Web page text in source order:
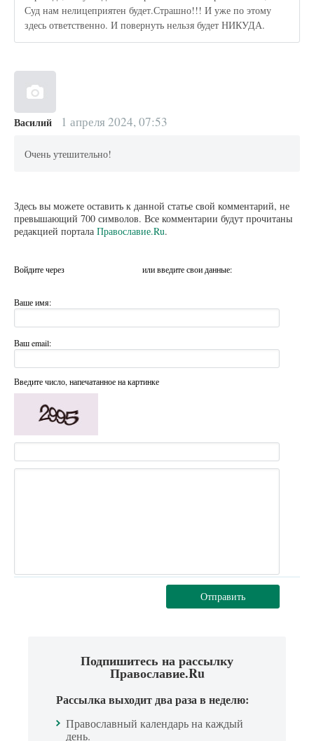
Суд нам нелицеприятен будет.Страшно!!! И уже по этому
здесь ответственно. И повернуть нельзя будет НИКУДА.
Василий 1 апреля 2024, 07:53
Очень утешительно!
Здесь вы можете оставить к данной статье свой комментарий, не
превышающий 700 символов. Все комментарии будут прочитаны
редакцией портала Православие.Ru.
Войдите через или введите свои данные:
Ваше имя:
Ваш email:
Введите число, напечатанное на картинке
Отправить
Подпишитесь на рассылку
Православие.Ru
Рассылка выходит два раза в неделю:
Православный календарь на каждый
день.